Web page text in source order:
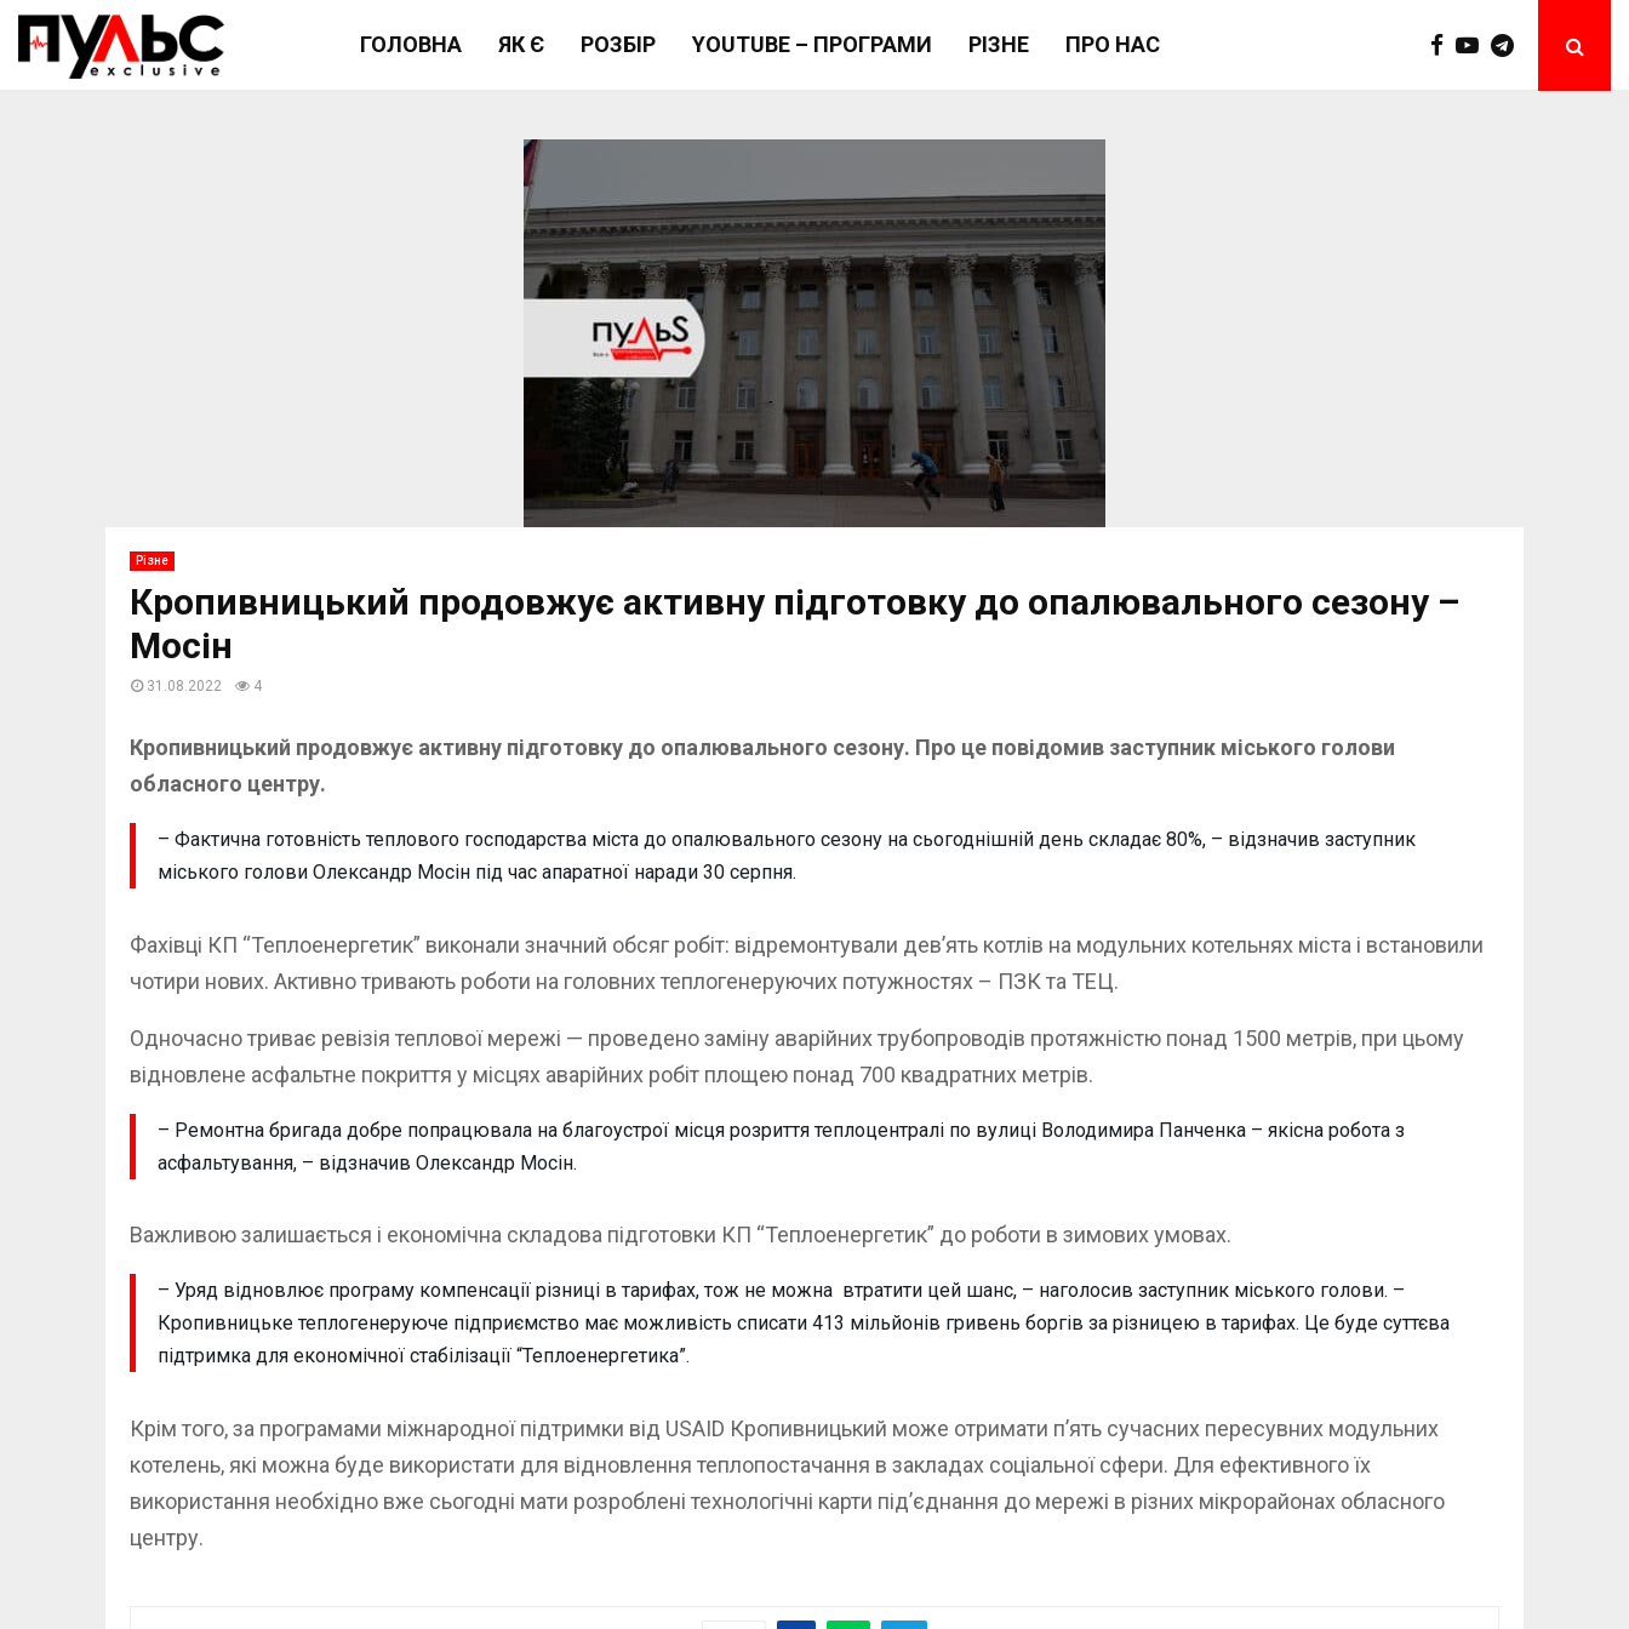
ГОЛОВНА ЯК Є РОЗБІР YOUTUBE – ПРОГРАМИ РІЗНЕ ПРО НАС
Різне
Кропивницький продовжує активну підготовку до опалювального сезону –
Мосін
31.08.2022 4
Кропивницький продовжує активну підготовку до опалювального сезону. Про це повідомив заступник міського голови
обласного центру.
– Фактична готовність теплового господарства міста до опалювального сезону на сьогоднішній день складає 80%, – відзначив заступник
міського голови Олександр Мосін під час апаратної наради 30 серпня.
Фахівці КП “Теплоенергетик” виконали значний обсяг робіт: відремонтували дев’ять котлів на модульних котельнях міста і встановили
чотири нових. Активно тривають роботи на головних теплогенеруючих потужностях – ПЗК та ТЕЦ.
Одночасно триває ревізія теплової мережі — проведено заміну аварійних трубопроводів протяжністю понад 1500 метрів, при цьому
відновлене асфальтне покриття у місцях аварійних робіт площею понад 700 квадратних метрів.
– Ремонтна бригада добре попрацювала на благоустрої місця розриття теплоцентралі по вулиці Володимира Панченка – якісна робота з
асфальтування, – відзначив Олександр Мосін.
Важливою залишається і економічна складова підготовки КП “Теплоенергетик” до роботи в зимових умовах.
– Уряд відновлює програму компенсації різниці в тарифах, тож не можна втратити цей шанс, – наголосив заступник міського голови. –
Кропивницьке теплогенеруюче підприємство має можливість списати 413 мільйонів гривень боргів за різницею в тарифах. Це буде суттєва
підтримка для економічної стабілізації “Теплоенергетика”.
Крім того, за програмами міжнародної підтримки від USAID Кропивницький може отримати п’ять сучасних пересувних модульних
котелень, які можна буде використати для відновлення теплопостачання в закладах соціальної сфери. Для ефективного їх
використання необхідно вже сьогодні мати розроблені технологічні карти під’єднання до мережі в різних мікрорайонах обласного
центру.